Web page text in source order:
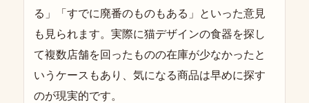
る」「すでに廃番のものもある」といった意見
も見られます。実際に猫デザインの食器を探し
て複数店舗を回ったものの在庫が少なかったと
いうケースもあり、気になる商品は早めに探す
のが現実的です。